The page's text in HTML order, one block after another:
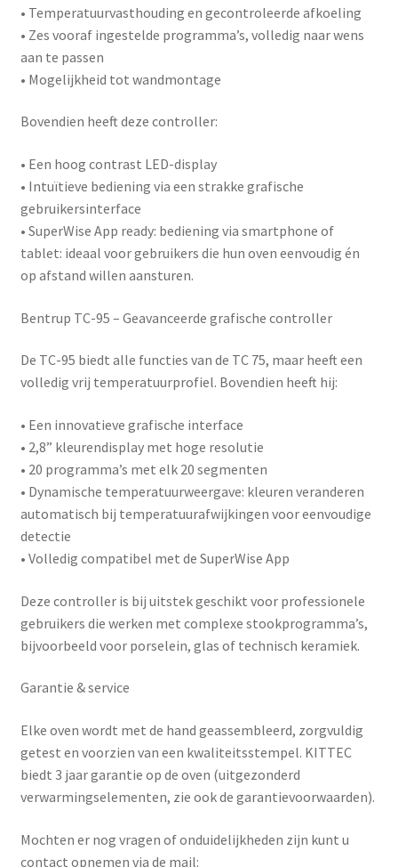
• Temperatuurvasthouding en gecontroleerde afkoeling
• Zes vooraf ingestelde programma’s, volledig naar wens
aan te passen
• Mogelijkheid tot wandmontage
Bovendien heeft deze controller:
• Een hoog contrast LED-display
• Intuïtieve bediening via een strakke grafische
gebruikersinterface
• SuperWise App ready: bediening via smartphone of
tablet: ideaal voor gebruikers die hun oven eenvoudig én
op afstand willen aansturen.
Bentrup TC-95 – Geavanceerde grafische controller
De TC-95 biedt alle functies van de TC 75, maar heeft een
volledig vrij temperatuurprofiel. Bovendien heeft hij:
• Een innovatieve grafische interface
• 2,8” kleurendisplay met hoge resolutie
• 20 programma’s met elk 20 segmenten
• Dynamische temperatuurweergave: kleuren veranderen
automatisch bij temperatuurafwijkingen voor eenvoudige
detectie
• Volledig compatibel met de SuperWise App
Deze controller is bij uitstek geschikt voor professionele
gebruikers die werken met complexe stookprogramma’s,
bijvoorbeeld voor porselein, glas of technisch keramiek.
Garantie & service
Elke oven wordt met de hand geassembleerd, zorgvuldig
getest en voorzien van een kwaliteitsstempel. KITTEC
biedt 3 jaar garantie op de oven (uitgezonderd
verwarmingselementen, zie ook de garantievoorwaarden).
Mochten er nog vragen of onduidelijkheden zijn kunt u
contact opnemen via de mail: